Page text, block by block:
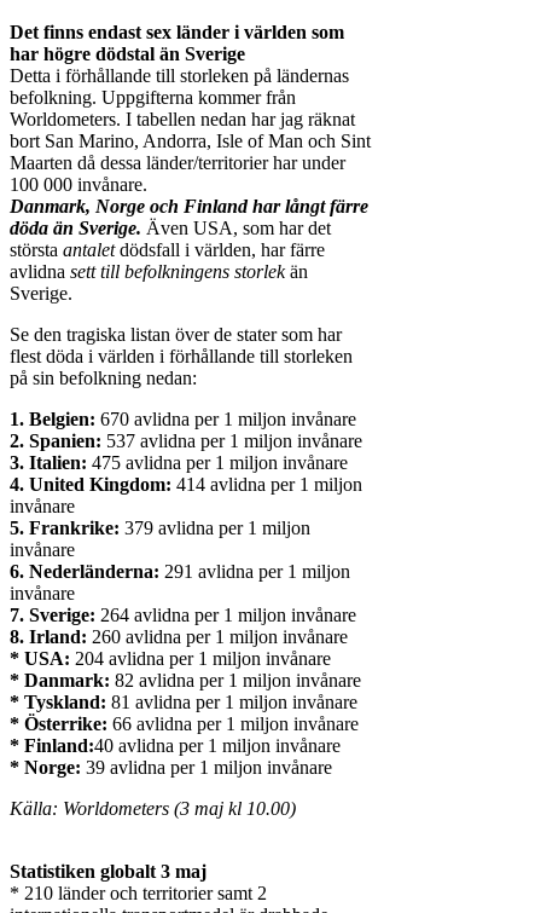
Det finns endast sex länder i världen som
har högre dödstal än Sverige
Detta i förhållande till storleken på ländernas
befolkning. Uppgifterna kommer från
Worldometers. I tabellen nedan har jag räknat
bort San Marino, Andorra, Isle of Man och Sint
Maarten då dessa länder/territorier har under
100 000 invånare.
Danmark, Norge och Finland har långt färre
döda än Sverige. Även USA, som har det
största antaletdödsfall i världen, har färre
avlidna sett till befolkningens storlekän
Sverige.
Se den tragiska listan över de stater som har
flest döda i världen i förhållande till storleken
på sin befolkning nedan:
1. Belgien: 670 avlidna per 1 miljon invånare
2. Spanien: 537 avlidna per 1 miljon invånare
3. Italien: 475 avlidna per 1 miljon invånare
4. United Kingdom: 414 avlidna per 1 miljon
invånare
5. Frankrike: 379 avlidna per 1 miljon
invånare
6. Nederländerna: 291 avlidna per 1 miljon
invånare
7. Sverige: 264 avlidna per 1 miljon invånare
8. Irland: 260 avlidna per 1 miljon invånare
* USA: 204 avlidna per 1 miljon invånare
* Danmark: 82 avlidna per 1 miljon invånare
* Tyskland: 81 avlidna per 1 miljon invånare
* Österrike: 66 avlidna per 1 miljon invånare
* Finland:40 avlidna per 1 miljon invånare
* Norge: 39 avlidna per 1 miljon invånare
Källa: Worldometers (3 maj kl 10.00)
Statistiken globalt 3 maj
* 210 länder och territorier samt 2